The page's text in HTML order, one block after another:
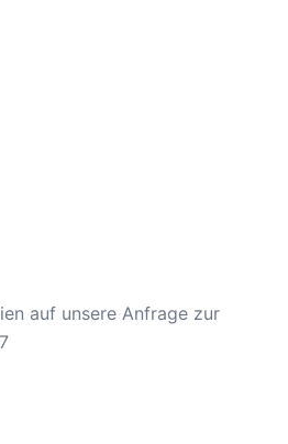
auf unsere Anfrage zur